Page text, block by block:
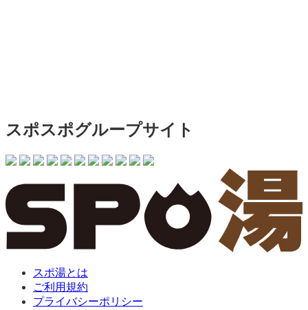
スポスポグループサイト
スポ湯とは
ご利用規約
プライバシーポリシー